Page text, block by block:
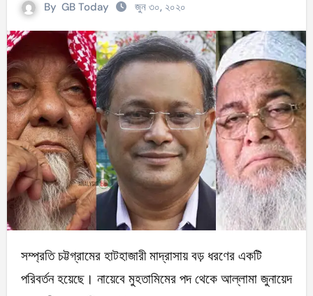
By GB Today জুন ৩০, ২০২০
সম্প্রতি চট্টগ্রামের হাটহাজারী মাদ্রাসায় বড় ধরণের একটি
পরিবর্তন হয়েছে। নায়েবে মুহতামিমের পদ থেকে আল্লামা জুনায়েদ